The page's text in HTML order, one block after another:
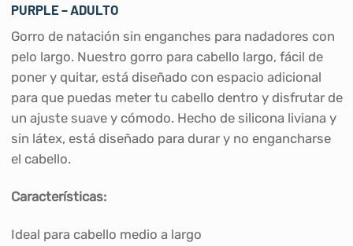
PURPLE – ADULTO
Gorro de natación sin enganches para nadadores con
pelo largo. Nuestro gorro para cabello largo, fácil de
poner y quitar, está diseñado con espacio adicional
para que puedas meter tu cabello dentro y disfrutar de
un ajuste suave y cómodo. Hecho de silicona liviana y
sin látex, está diseñado para durar y no engancharse
el cabello.
Características:
Ideal para cabello medio a largo